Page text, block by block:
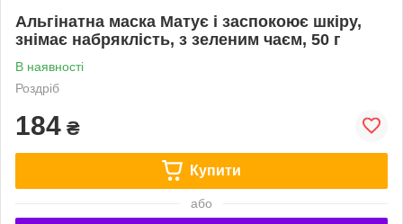
Альгінатна маска Матує і заспокоює шкіру,
знімає набряклість, з зеленим чаєм, 50 г
В наявності
Роздріб
184 ₴
Купити
або